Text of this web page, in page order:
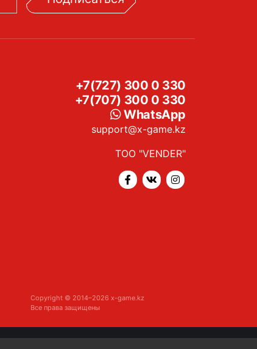
+7(727) 300 0 330
+7(707) 300 0 330
WhatsApp
support@x-game.kz
ТОО "VENDER"
Copyright © 2014–2026 x-game.kz
Все права защищены